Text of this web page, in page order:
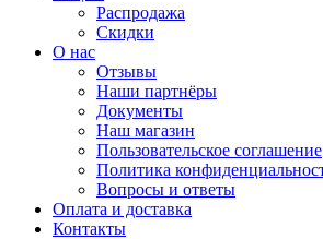
Распродажа
Скидки
О нас
Отзывы
Наши партнёры
Документы
Наш магазин
Пользовательское соглашение
Политика
Вопросы и ответы
Оплата и доставка
Контакты